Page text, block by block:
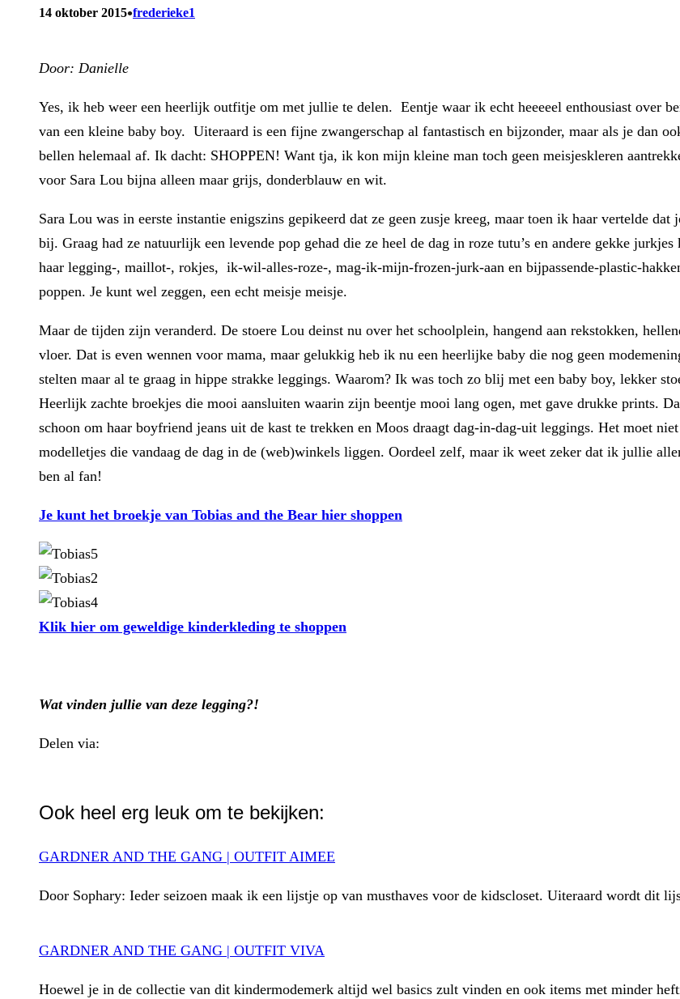
14 oktober 2015•frederieke1
Door: Danielle
Yes, ik heb weer een heerlijk outfitje om met jullie te delen. Eentje waar ik echt heeeeel enthousiast over
van een kleine baby boy. Uiteraard is een fijne zwangerschap al fantastisch en bijzonder, maar als je dan
bellen helemaal af. Ik dacht: SHOPPEN! Want tja, ik kon mijn kleine man toch geen meisjeskleren
voor Sara Lou bijna alleen maar grijs, donderblauw en wit.
Sara Lou was in eerste instantie enigszins gepikeerd dat ze geen zusje kreeg, maar toen ik haar vertelde dat
bij. Graag had ze natuurlijk een levende pop gehad die ze heel de dag in roze tutu’s en andere gekke
haar legging-, maillot-, rokjes, ik-wil-alles-roze-, mag-ik-mijn-frozen-jurk-aan en bijpassende-plastic-
poppen. Je kunt wel zeggen, een echt meisje meisje.
Maar de tijden zijn veranderd. De stoere Lou deinst nu over het schoolplein, hangend aan rekstokken,
vloer. Dat is even wennen voor mama, maar gelukkig heb ik nu een heerlijke baby die nog geen
stelten maar al te graag in hippe strakke leggings. Waarom? Ik was toch zo blij met een baby boy, lekker
Heerlijk zachte broekjes die mooi aansluiten waarin zijn beentje mooi lang ogen, met gave drukke prints.
schoon om haar boyfriend jeans uit de kast te trekken en Moos draagt dag-in-dag-uit leggings. Het moet
modelletjes die vandaag de dag in de (web)winkels liggen. Oordeel zelf, maar ik weet zeker dat ik jullie
ben al fan!
Je kunt het broekje van Tobias and the Bear hier shoppen
Klik hier om geweldige kinderkleding te shoppen
Wat vinden jullie van deze legging?!
Delen via:
Ook heel erg leuk om te bekijken:
GARDNER AND THE GANG | OUTFIT AIMEE
Door Sophary: Ieder seizoen maak ik een lijstje op van musthaves voor de kidscloset. Uiteraard wordt dit
GARDNER AND THE GANG | OUTFIT VIVA
Hoewel je in de collectie van dit kindermodemerk altijd wel basics zult vinden en ook items met minder